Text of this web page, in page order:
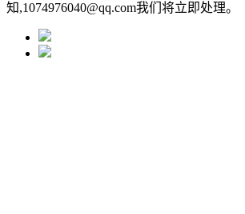
知,1074976040@qq.com我们将立即处理。